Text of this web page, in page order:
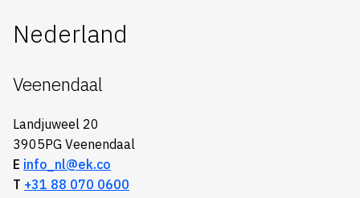
Nederland
Veenendaal
Landjuweel 20
3905PG Veenendaal
E info_nl@ek.co
T +31 88 070 0600